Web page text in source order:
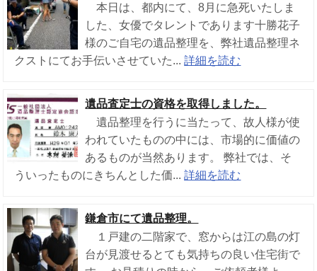
本日は、都内にて、8月に急死いたしま
した、女優でタレントであります十勝花子
様のご自宅の遺品整理を、弊社遺品整理ネ
クストにてお手伝いさせていた...詳細を読む
遺品査定士の資格を取得しました。
遺品整理を行うに当たって、故人様が使
われていたものの中には、市場的に価値の
あるものが当然あります。 弊社では、そ
ういったものにきちんとした価...詳細を読む
鎌倉市にて遺品整理。
１戸建の二階家で、窓からは江の島の灯
台が見渡せるとても気持ちの良い住宅街で